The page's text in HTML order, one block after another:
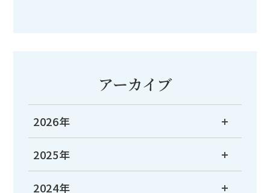
アーカイブ
2026年
2025年
2024年